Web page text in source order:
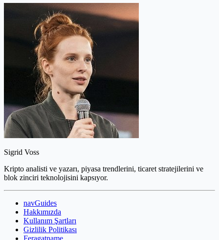
Sigrid Voss
Kripto analisti ve yazarı, piyasa trendlerini, ticaret stratejilerini ve
blok zinciri teknolojisini kapsıyor.
navGuides
Hakkımızda
Kullanım Şartları
Gizlilik Politikası
Feragatname